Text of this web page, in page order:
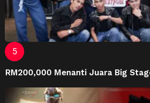
RM200,000 Menanti Juara Big